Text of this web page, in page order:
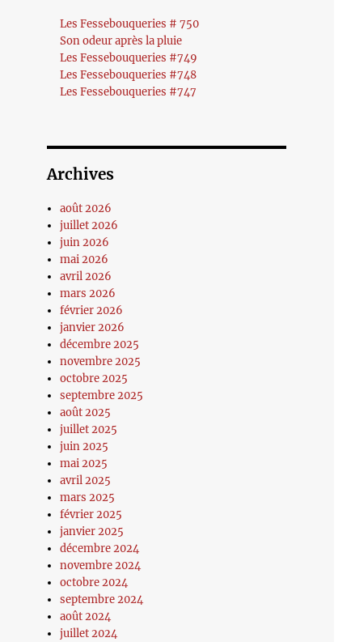
Les Fessebouqueries # 750
Son odeur après la pluie
Les Fessebouqueries #749
Les Fessebouqueries #748
Les Fessebouqueries #747
Archives
août 2026
juillet 2026
juin 2026
mai 2026
avril 2026
mars 2026
février 2026
janvier 2026
décembre 2025
novembre 2025
octobre 2025
septembre 2025
août 2025
juillet 2025
juin 2025
mai 2025
avril 2025
mars 2025
février 2025
janvier 2025
décembre 2024
novembre 2024
octobre 2024
septembre 2024
août 2024
juillet 2024